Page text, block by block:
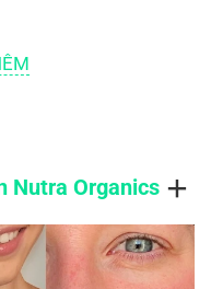
Bioactive
Stem Extract, Orgen-
Nutra Organics